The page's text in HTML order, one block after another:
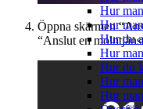
Hur
Hur
Hur du
Hur
Hur du
Hur
Hur
Öppna skärmen
“Anslut en